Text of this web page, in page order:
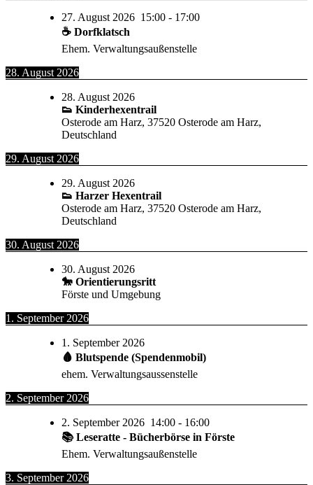
27. August 2026 15:00 - 17:00
☕ Dorfklatsch
Ehem. Verwaltungsaußenstelle
28. August 2026
28. August 2026
👟 Kinderhexentrail
Osterode am Harz, 37520 Osterode am Harz,
Deutschland
29. August 2026
29. August 2026
👟 Harzer Hexentrail
Osterode am Harz, 37520 Osterode am Harz,
Deutschland
30. August 2026
30. August 2026
🐎 Orientierungsritt
Förste und Umgebung
1. September 2026
1. September 2026
🩸 Blutspende (Spendenmobil)
ehem. Verwaltungsaussenstelle
2. September 2026
2. September 2026 14:00 - 16:00
📚 Leseratte - Bücherbörse in Förste
Ehem. Verwaltungsaußenstelle
3. September 2026